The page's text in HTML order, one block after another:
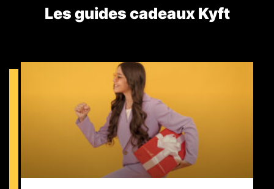
Les guides cadeaux Kyft​